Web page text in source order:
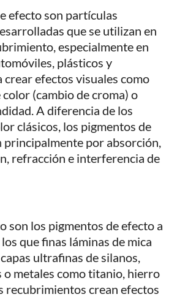
efecto son partículas
que se utilizan en
especialmente en
plásticos y
crear efectos visuales como
(cambio de croma) o
A diferencia de los
clásicos, los pigmentos de
principalmente por absorción,
refracción e interferencia de
son los pigmentos de efecto a
que finas láminas de mica
ultrafinas de silanos,
o metales como titanio, hierro
recubrimientos crean efectos